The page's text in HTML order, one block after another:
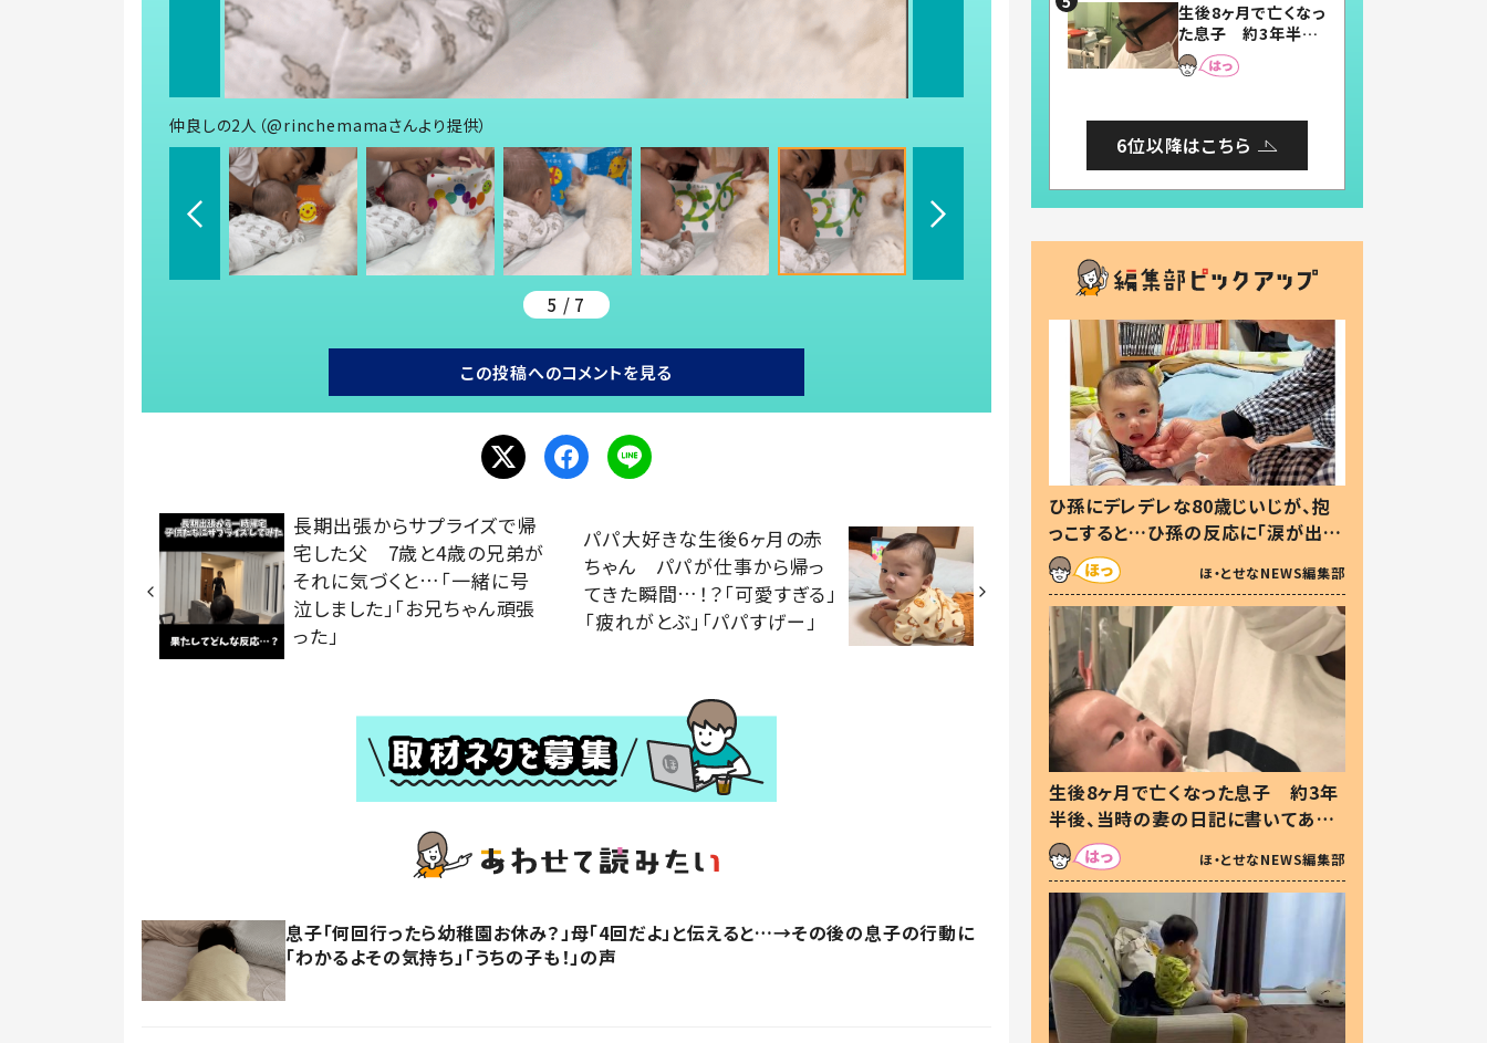
仲良しの2人（@rinchemamaさんより提供）
5 / 7
この投稿へのコメントを見る
長期出張からサプライズで帰
宅した父 7歳と4歳の兄弟が
それに気づくと…「一緒に号
泣しました」「お兄ちゃん頑張
った」
パパ大好きな生後6ヶ月の赤
ちゃん パパが仕事から帰っ
てきた瞬間…！？「可愛すぎる」
「疲れがとぶ」「パパすげー」
息子「何回行ったら幼稚園お休み？」母「4回だよ」と伝えると…→その後の息子の行動に
「わかるよその気持ち」「うちの子も！」の声
まらない」「幸せにな
れる」
生後8ヶ月で亡くなっ
た息子 約3年半
後、当時の妻の日記
に書いてあった本音
6位以降はこちら
ひ孫にデレデレな80歳じいじが、抱
っこすると…ひ孫の反応に「涙が出ま
した」「可愛くて仕方ない」
ほ・とせなNEWS編集部
生後8ヶ月で亡くなった息子 約3年
半後、当時の妻の日記に書いてあっ
た本音とは
ほ・とせなNEWS編集部